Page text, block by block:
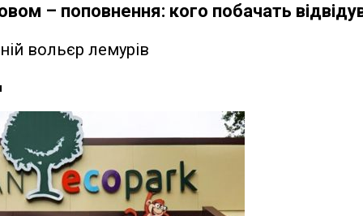
– поповнення: кого побачать
вольєр лемурів